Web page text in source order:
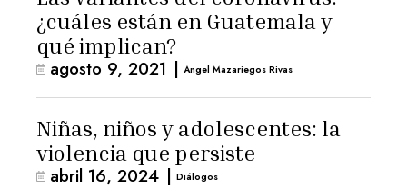
¿cuáles están en Guatemala y
qué implican?
agosto 9, 2021 | Angel Mazariegos Rivas
Niñas, niños y adolescentes: la
violencia que persiste
abril 16, 2024 | Diálogos